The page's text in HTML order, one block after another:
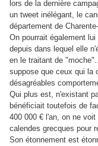
lors de la dernière
un tweet inélégant, le
département de
On pourrait également
depuis dans lequel elle
en le traitant de
suppose que ceux qui la
désagréables
Qui plus est, n'existant
bénéficiait toutefois de
400 000 € l'an, on ne
calendes grecques pour
Son étonnement est